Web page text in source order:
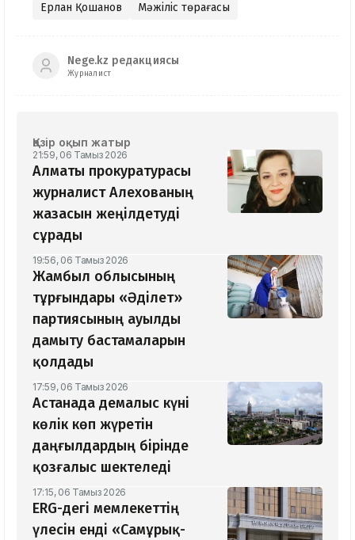
Ерлан Қошанов
Мәжіліс төрағасы
Nege.kz редакциясы
Журналист
Қазір оқып жатыр
21:59, 06 Тамыз 2026
Алматы прокуратурасы
журналист Алехованың
жазасын жеңілдетуді
сұрады
19:56, 06 Тамыз 2026
Жамбыл облысының
тұрғындары «Әділет»
партиясының ауылды
дамыту бастамаларын
қолдады
17:59, 06 Тамыз 2026
Астанада демалыс күні
көлік көп жүретін
даңғылдардың бірінде
қозғалыс шектеледі
17:15, 06 Тамыз 2026
ERG-дегі мемлекеттің
үлесін енді «Самұрық-